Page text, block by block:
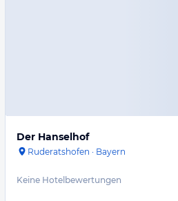
Der Hanselhof
Ruderatshofen · Bayern
Keine Hotelbewertungen